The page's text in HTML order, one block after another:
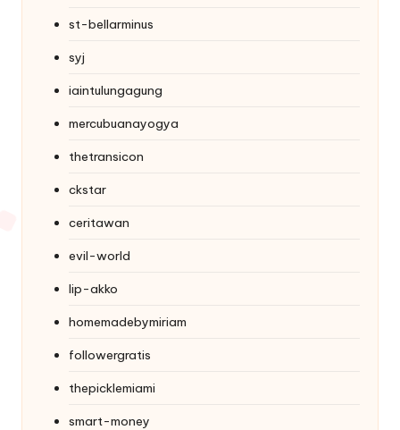
st-bellarminus
syj
iaintulungagung
mercubuanayogya
thetransicon
ckstar
ceritawan
evil-world
lip-akko
homemadebymiriam
followergratis
thepicklemiami
smart-money